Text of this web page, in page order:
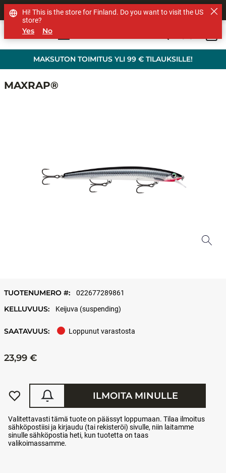
MAKSUTON TOIMITUS YLI 99 € TILAUKSILLE!
MUUT TUOTEMERKIT
MAXRAP®
TUOTENUMERO #: 022677289861
KELLUVUUS: Keijuva (suspending)
SAATAVUUS: Loppunut varastosta
23,99 €
Valitettavasti tämä tuote on päässyt loppumaan. Tilaa ilmoitus
sähköpostiisi ja kirjaudu (tai rekisteröi) sivulle, niin laitamme
sinulle sähköpostia heti, kun tuotetta on taas
valikoimassamme.
ILMOITA MINULLE
Hi! This is the store for Finland. Do you want to visit the US
store?
Yes No